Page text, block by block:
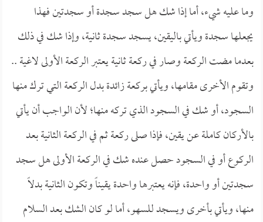
وما عليه شيء، أما إذا شك هل سجد سجدة أو سجدتين فهذا
يجعلها سجدة ويأتي باليقين، يسجد سجدة ثانية، وإذا شك في ذلك
بعدما مضت الركعة وصار في ركعة ثانية يعتبر الركعة الأولى لاغية ..
وتقوم الأخرى مقامها، ويأتي بركعة زائدة بدل الركعة التي ترك منها
السجود، أو شك في السجود الذي تركه منها؛ لأن الواجب أن يأتي
بالأركان كاملة عن يقين، فإذا صلى ركعة ثم في الركعة الثانية بعد
الركوع أو في السجود حصل عنده شك في الركعة الأولى هل سجد
سجدتين أو واحدة، فإنه يعتبرها واحدة يقيناً وتكون الثانية بدلاً
منها، ويأتي بأخرى ويسجد للسهو، أما لو كان الشك بعد السلام